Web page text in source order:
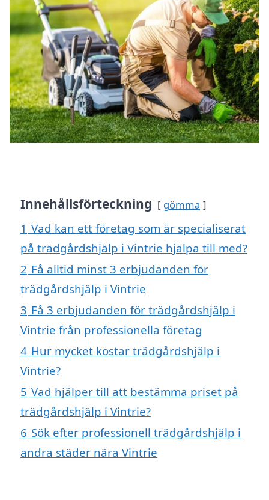
Innehållsförteckning gömma
1 Vad kan ett företag som är specialiserat
på trädgårdshjälp i Vintrie hjälpa till med?
2 Få alltid minst 3 erbjudanden för
trädgårdshjälp i Vintrie
3 Få 3 erbjudanden för trädgårdshjälp i
Vintrie från professionella företag
4 Hur mycket kostar trädgårdshjälp i
Vintrie?
5 Vad hjälper till att bestämma priset på
trädgårdshjälp i Vintrie?
6 Sök efter professionell trädgårdshjälp i
andra städer nära Vintrie